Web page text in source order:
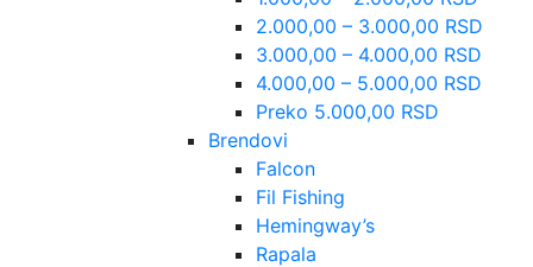
2.000,00 – 3.000,00 RSD
3.000,00 – 4.000,00 RSD
4.000,00 – 5.000,00 RSD
Preko 5.000,00 RSD
Brendovi
Falcon
Fil Fishing
Hemingway’s
Rapala